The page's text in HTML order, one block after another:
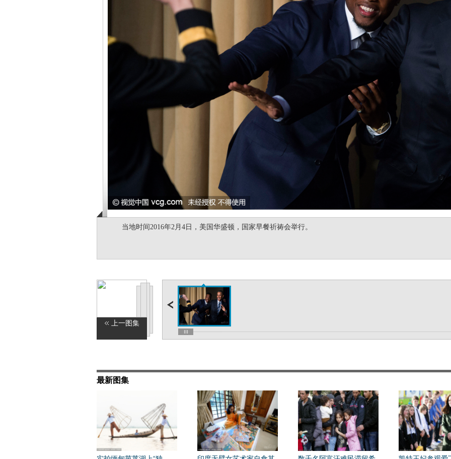
当地时间2016年2月4日，美国华盛顿，国家早餐祈祷会举行。
上一图集
最新图集